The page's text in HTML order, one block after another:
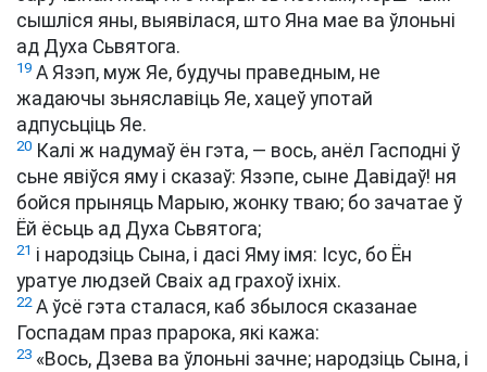
сышліся яны, выявілася, што Яна мае ва ўлоньні
ад Духа Сьвятога.
19 А Язэп, муж Яе, будучы праведным, не
жадаючы зьняславіць Яе, хацеў употай
адпусьціць Яе.
20 Калі ж надумаў ён гэта, — вось, анёл Гасподні ў
сьне явіўся яму і сказаў: Язэпе, сыне Давідаў! ня
бойся прыняць Марыю, жонку тваю; бо зачатае ў
Ёй ёсьць ад Духа Сьвятога;
21 і народзіць Сына, і дасі Яму імя: Ісус, бо Ён
уратуе людзей Сваіх ад грахоў іхніх.
22А ўсё гэта сталася, каб збылося сказанае
Госпадам праз прарока, які кажа:
23 «Вось, Дзева ва ўлоньні зачне; народзіць Сына, і